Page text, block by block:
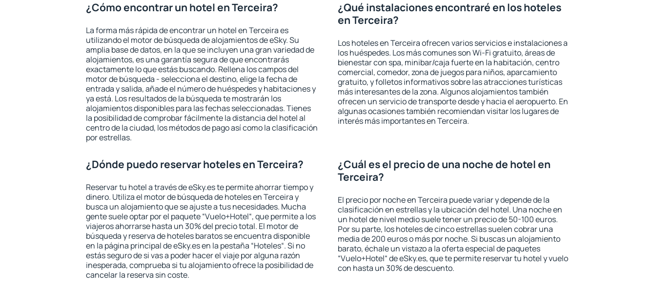
¿Cómo encontrar un hotel en Terceira?
La forma más rápida de encontrar un hotel en Terceira es
utilizando el motor de búsqueda de alojamientos de eSky. Su
amplia base de datos, en la que se incluyen una gran variedad de
alojamientos, es una garantía segura de que encontrarás
exactamente lo que estás buscando. Rellena los campos del
motor de búsqueda - selecciona el destino, elige la fecha de
entrada y salida, añade el número de huéspedes y habitaciones y
ya está. Los resultados de la búsqueda te mostrarán los
alojamientos disponibles para las fechas seleccionadas. Tienes
la posibilidad de comprobar fácilmente la distancia del hotel al
centro de la ciudad, los métodos de pago así como la clasificación
por estrellas.
¿Qué instalaciones encontraré en los hoteles
en Terceira?
Los hoteles en Terceira ofrecen varios servicios e instalaciones a
los huéspedes. Los más comunes son Wi-Fi gratuito, áreas de
bienestar con spa, minibar/caja fuerte en la habitación, centro
comercial, comedor, zona de juegos para niños, aparcamiento
gratuito, y folletos informativos sobre las atracciones turísticas
más interesantes de la zona. Algunos alojamientos también
ofrecen un servicio de transporte desde y hacia el aeropuerto. En
algunas ocasiones también recomiendan visitar los lugares de
interés más importantes en Terceira.
¿Dónde puedo reservar hoteles en Terceira?
Reservar tu hotel a través de eSky.es te permite ahorrar tiempo y
dinero. Utiliza el motor de búsqueda de hoteles en Terceira y
busca un alojamiento que se ajuste a tus necesidades. Mucha
gente suele optar por el paquete “Vuelo+Hotel“, que permite a los
viajeros ahorrarse hasta un 30% del precio total. El motor de
búsqueda y reserva de hoteles baratos se encuentra disponible
en la página principal de eSky.es en la pestaña “Hoteles“. Si no
estás seguro de si vas a poder hacer el viaje por alguna razón
inesperada, comprueba si tu alojamiento ofrece la posibilidad de
cancelar la reserva sin coste.
¿Cuál es el precio de una noche de hotel en
Terceira?
El precio por noche en Terceira puede variar y depende de la
clasificación en estrellas y la ubicación del hotel. Una noche en
un hotel de nivel medio suele tener un precio de 50-100 euros.
Por su parte, los hoteles de cinco estrellas suelen cobrar una
media de 200 euros o más por noche. Si buscas un alojamiento
barato, échale un vistazo a la oferta especial de paquetes
“Vuelo+Hotel“ de eSky.es, que te permite reservar tu hotel y vuelo
con hasta un 30% de descuento.